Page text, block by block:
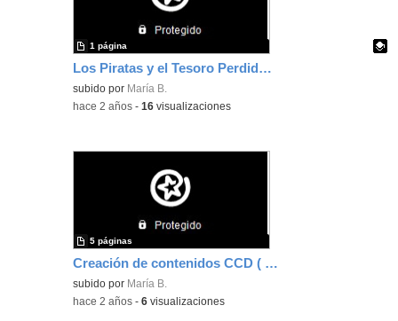
Los Piratas y el Tesoro Perdido (Acceso a Google Site)
Contenido educativo.
subido por María B.
1 página
-hace 2 años -16 visualizaciones
Creación de contenidos CCD ( Google Site)
subido por María B.
5 páginas
-hace 2 años -6 visualizaciones